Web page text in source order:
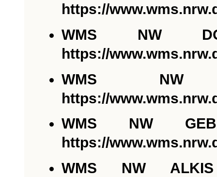
https://
WMS NW
https://
WMS NW
https://
WMS NW
https://
WMS NW ALKIS